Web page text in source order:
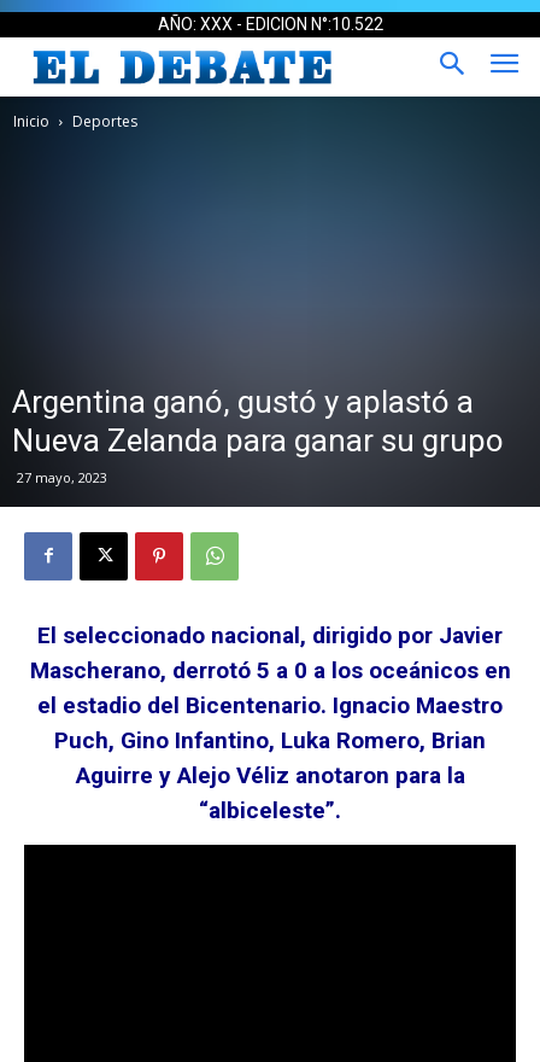
AÑO: XXX - EDICION N°:10.522
Inicio Deportes
Argentina ganó, gustó y aplastó a
Nueva Zelanda para ganar su grupo
27 mayo, 2023
El seleccionado nacional, dirigido por Javier
Mascherano, derrotó 5 a 0 a los oceánicos en
el estadio del Bicentenario. Ignacio Maestro
Puch, Gino Infantino, Luka Romero, Brian
Aguirre y Alejo Véliz anotaron para la
“albiceleste”.